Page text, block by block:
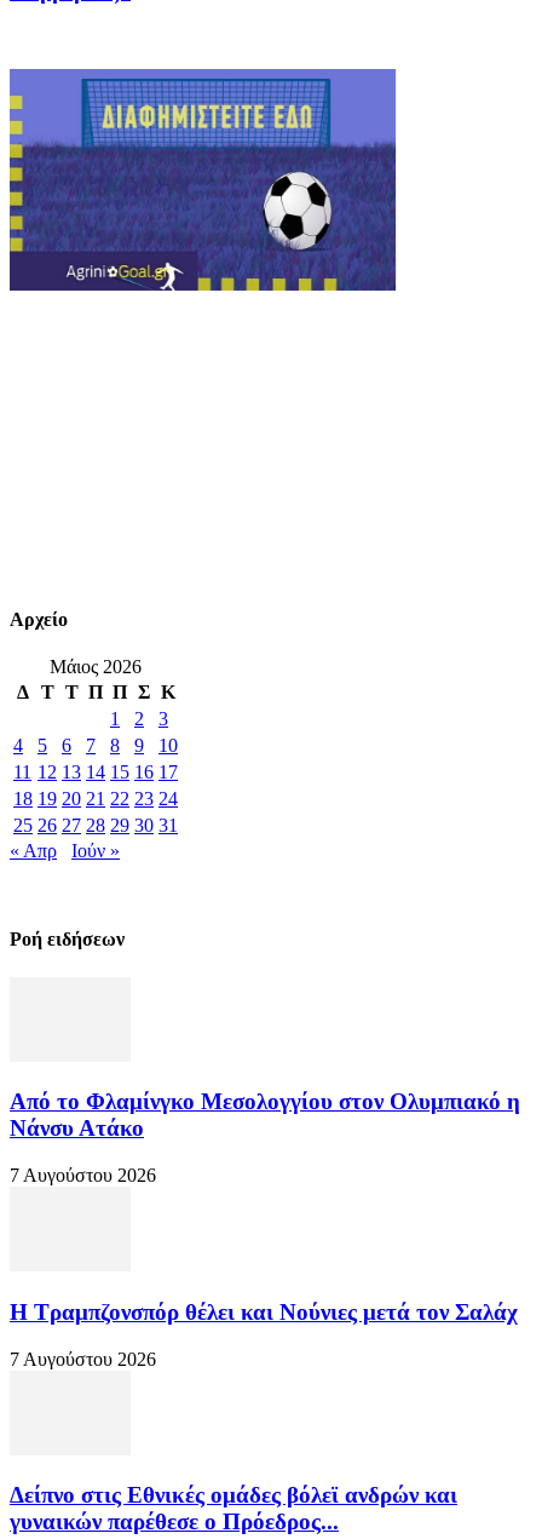
Αρχείο
Μάιος 2026
Δ Τ Τ Π Π Σ Κ
1
2
3
4
5 6 7 8 9
10
11 12 13 14 15 16 17
18 19 20 21 22 23 24
25 26 27 28 29 30 31
« Απρ
Ιούν »
Ροή ειδήσεων
Από το Φλαμίνγκο Μεσολογγίου στον Ολυμπιακό η
Νάνσυ Ατάκο
7 Αυγούστου 2026
Η Τραμπζονσπόρ θέλει και Νούνιες μετά τον Σαλάχ
7 Αυγούστου 2026
Δείπνο στις Εθνικές ομάδες βόλεϊ ανδρών και
γυναικών παρέθεσε ο Πρόεδρος...